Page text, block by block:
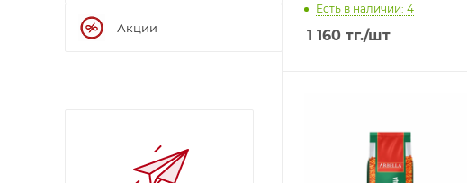
Есть в наличии: 4
1 160 тг./шт
Акции